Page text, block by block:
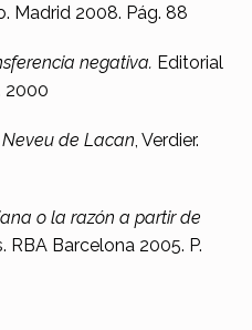
Madrid 2008. Pág. 88
negativa. Editorial
2000
de Lacan, Verdier.
o la razón a partir de
RBA Barcelona 2005. P.